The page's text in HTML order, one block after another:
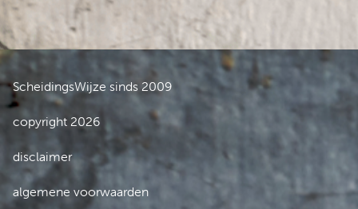
ScheidingsWijze sinds 2009
copyright 2026
disclaimer
algemene voorwaarden